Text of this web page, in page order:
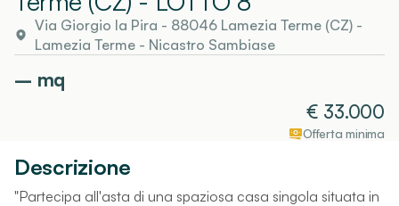
Via Giorgio la Pira - 88046 Lamezia Terme (CZ)-
Lamezia Terme- Nicastro Sambiase
– mq
€ 33.000
Offerta minima
Descrizione
"Partecipa all'asta di una spaziosa casa singola situata in